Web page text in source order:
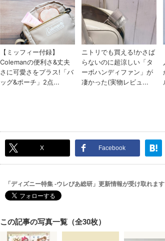
X Facebook
「ディズニー特集 -ウレぴあ総研」更新情報が受け取れます
この記事の写真一覧（全30枚）